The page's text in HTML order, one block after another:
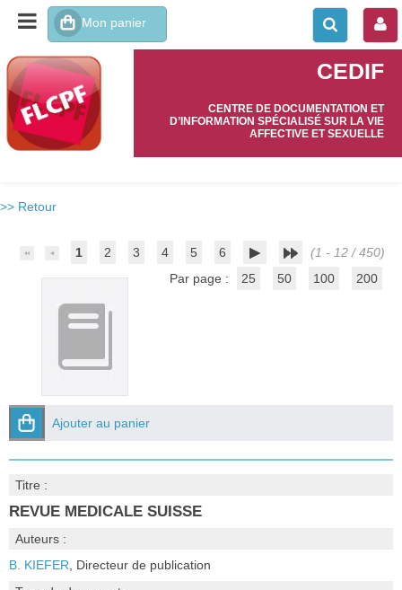
CEDIF
CENTRE DE DOCUMENTATION ET
D’INFORMATION SPÉCIALISÉ SUR LA VIE
AFFECTIVE ET SEXUELLE
>> Retour
1 2 3 4 5 6
(1 - 12 / 450)
Par page :
25 50 100 200
Ajouter au panier
Titre :
REVUE MEDICALE SUISSE
Auteurs :
B. KIEFER , Directeur de publication